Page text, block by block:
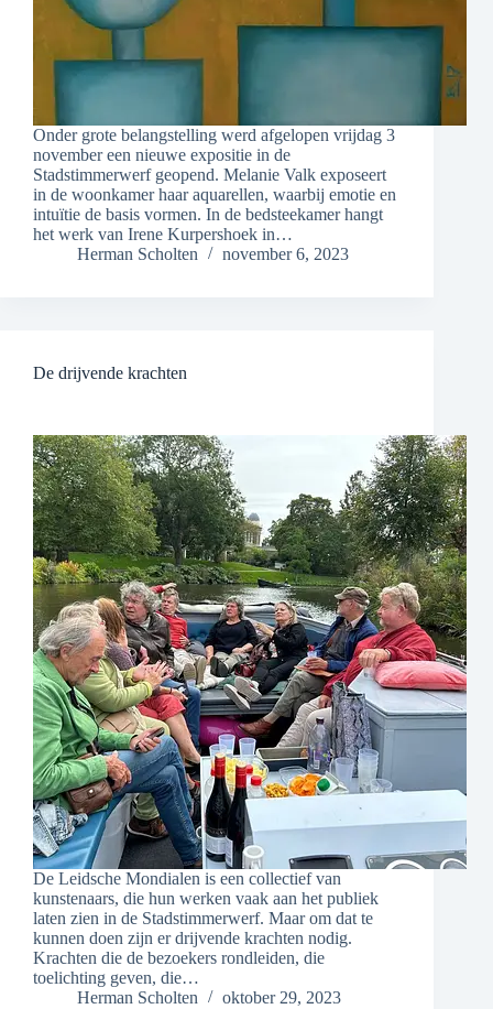
Onder grote belangstelling werd afgelopen vrijdag 3
november een nieuwe expositie in de
Stadstimmerwerf geopend. Melanie Valk exposeert
in de woonkamer haar aquarellen, waarbij emotie en
intuïtie de basis vormen. In de bedsteekamer hangt
het werk van Irene Kurpershoek in…
Herman Scholten
november 6, 2023
De drijvende krachten
De Leidsche Mondialen is een collectief van
kunstenaars, die hun werken vaak aan het publiek
laten zien in de Stadstimmerwerf. Maar om dat te
kunnen doen zijn er drijvende krachten nodig.
Krachten die de bezoekers rondleiden, die
toelichting geven, die…
Herman Scholten
oktober 29, 2023